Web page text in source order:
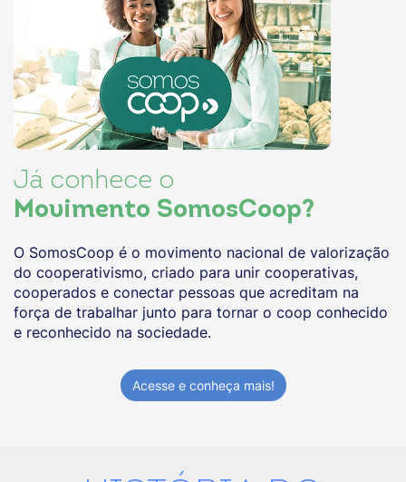
Já conhece o
Movimento SomosCoop?
O SomosCoop é o movimento nacional de valorização
do cooperativismo, criado para unir cooperativas,
cooperados e conectar pessoas que acreditam na
força de trabalhar junto para tornar o coop conhecido
e reconhecido na sociedade.
Acesse e conheça mais!